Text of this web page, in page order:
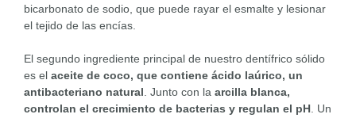
bicarbonato de sodio, que puede rayar el esmalte y lesionar
el tejido de las encías.
El segundo ingrediente principal de nuestro dentífrico sólido
es el aceite de coco, que contiene ácido laúrico, un
antibacteriano natural . Junto con la arcilla blanca,
controlan el crecimiento de bacterias y regulan el pH . Un